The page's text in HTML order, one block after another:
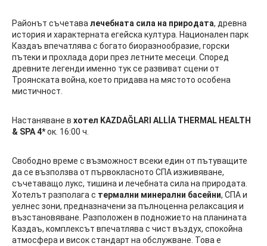
Районът съчетава лечебната сила на природата, древна
история и характерната егейска култура. Национален парк
Каздаъ впечатлява с богато биоразнообразие, горски
пътеки и прохлада дори през летните месеци. Според
древните легенди именно тук се развиват сцени от
Троянската война, което придава на мястото особена
мистичност.
Настаняване в хотел KAZDAĞLARI ALLİA THERMAL HEALTH
& SPA 4*ок. 16:00 ч.
Свободно време с възможност всеки един от пътуващите
да се възползва от първокласното СПА изживяване,
съчетаващо лукс, тишина и лечебната сила на природата.
Хотелът разполага с термални минерални басейни, СПА и
уелнес зони, предназначени за пълноценна релаксация и
възстановяване. Разположен в подножието на планината
Каздаъ, комплексът впечатлява с чист въздух, спокойна
атмосфера и висок стандарт на обслужване. Това е